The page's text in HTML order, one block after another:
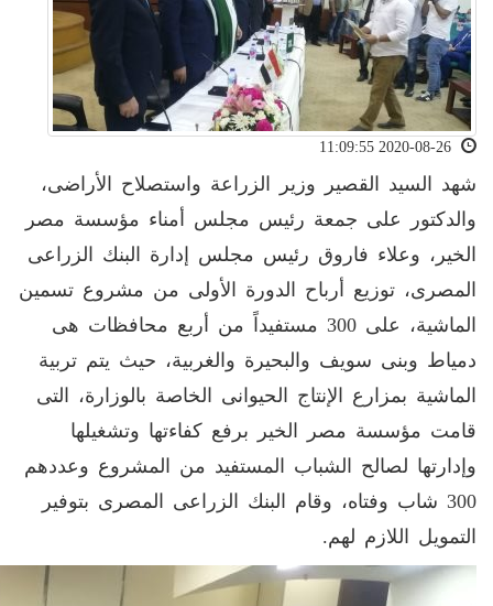
شهد السيد القصير وزير الزراعة واستصلاح الأراضى،
والدكتور على جمعة رئيس مجلس أمناء مؤسسة مصر
الخير، وعلاء فاروق رئيس مجلس إدارة البنك الزراعى
المصرى، توزيع أرباح الدورة الأولى من مشروع تسمين
الماشية، على 300 مستفيداً من أربع محافظات هى
دمياط وبنى سويف والبحيرة والغربية، حيث يتم تربية
الماشية بمزارع الإنتاج الحيوانى الخاصة بالوزارة، التى
قامت مؤسسة مصر الخير برفع كفاءتها وتشغيلها
وإدارتها لصالح الشباب المستفيد من المشروع وعددهم
300 شاب وفتاه، وقام البنك الزراعى المصرى بتوفير
التمويل اللازم لهم.